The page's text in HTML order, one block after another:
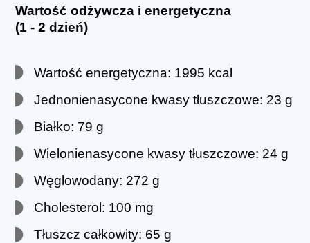
Wartość odżywcza i energetyczna
(1 - 2 dzień)
Wartość energetyczna: 1995 kcal
Jednonienasycone kwasy tłuszczowe: 23 g
Białko: 79 g
Wielonienasycone kwasy tłuszczowe: 24 g
Węglowodany: 272 g
Cholesterol: 100 mg
Tłuszcz całkowity: 65 g